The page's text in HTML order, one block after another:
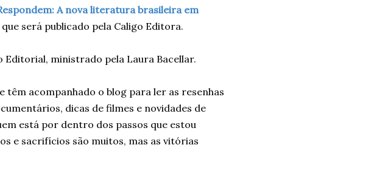
A nova literatura brasileira em
será publicado pela Caligo Editora.
ministrado pela Laura Bacellar.
têm acompanhado o blog para ler as resenhas
dicas de filmes e novidades de
está por dentro dos passos que estou
e sacrifícios são muitos, mas as vitórias